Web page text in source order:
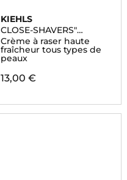
KIEHLS
CLOSE-SHAVERS"
SQUADRON™
Crème à raser haute
fraîcheur tous types de
peaux
13,00 €